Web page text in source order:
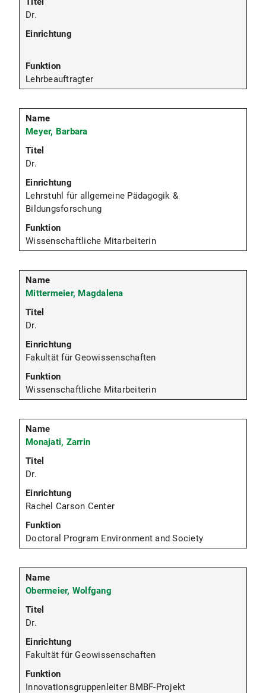
Dr.
Lehrbeauftragter
Meyer, Barbara
Dr.
Lehrstuhl für allgemeine Pädagogik &
Bildungsforschung
Wissenschaftliche Mitarbeiterin
Mittermeier, Magdalena
Dr.
Fakultät für Geowissenschaften
Wissenschaftliche Mitarbeiterin
Monajati, Zarrin
Dr.
Rachel Carson Center
Doctoral Program Environment and Society
Obermeier, Wolfgang
Dr.
Fakultät für Geowissenschaften
Innovationsgruppenleiter BMBF-Projekt